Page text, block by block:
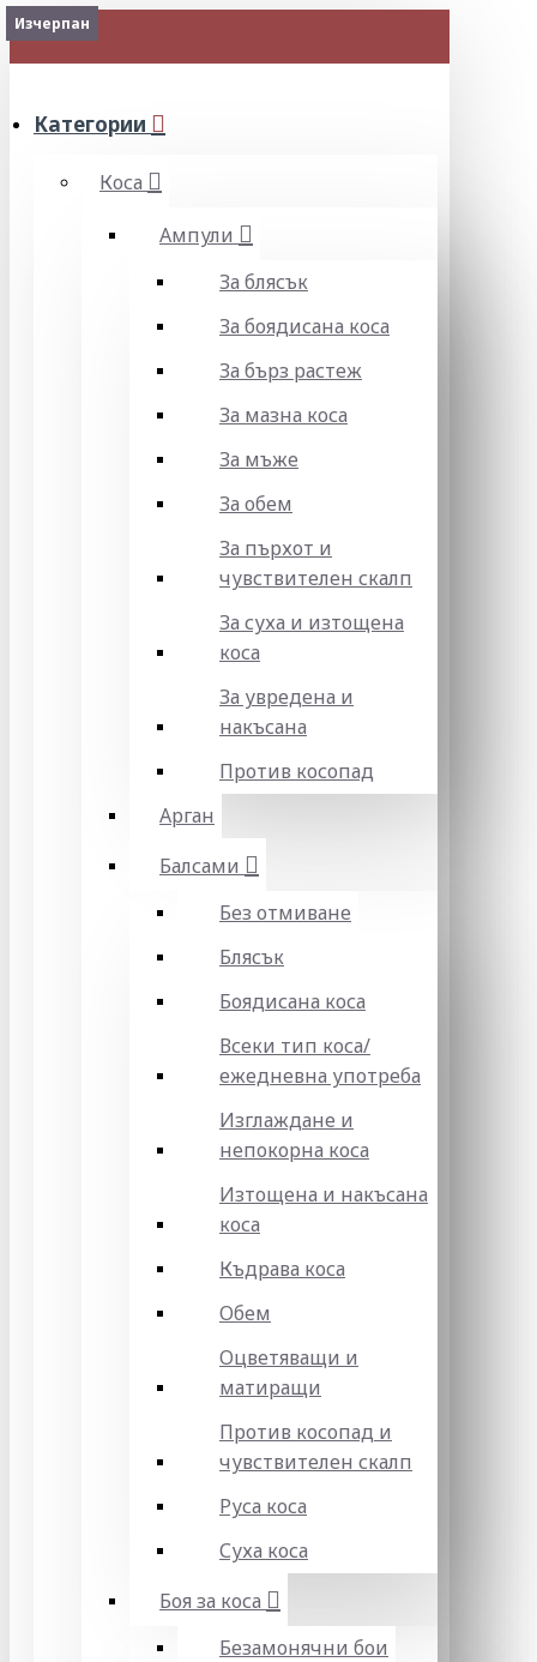
МЕНЮ
Категории
Коса
Ампули
За блясък
За боядисана коса
За бърз растеж
За мазна коса
За мъже
За обем
За пърхот и
чувствителен скалп
За суха и изтощена
коса
За увредена и
накъсана
Против косопад
Арган
Балсами
Без отмиване
Блясък
Боядисана коса
Всеки тип коса/
ежедневна употреба
Изглаждане и
непокорна коса
Изтощена и накъсана
коса
Къдрава коса
Обем
Оцветяващи и
матиращи
Против косопад и
чувствителен скалп
Руса коса
Суха коса
Боя за коса
Безамонячни бои
2-3 Days
2-3 Days
2-3 Days
2-3 Days
2-3 Days
Изчерпан
Изчерпан